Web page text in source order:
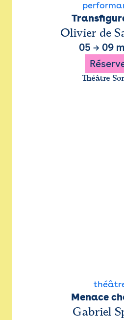
Olivier de
05 → 09
Théâtre
Menace
Gabriel